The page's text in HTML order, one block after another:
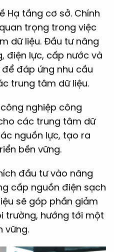
Hạ tầng cơ sở. Chính
trọng trong việc
dữ liệu. Đầu tư nâng
điện lực, cấp nước và
đáp ứng nhu cầu
trung tâm dữ liệu.
nghiệp công
các trung tâm dữ
nguồn lực, tạo ra
bền vững.
đầu tư vào năng
cấp nguồn điện sạch
sẽ góp phần giảm
trường, hướng tới một
vững.